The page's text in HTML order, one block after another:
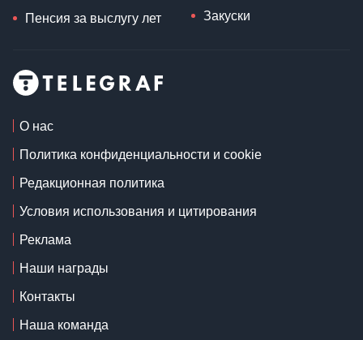
Пенсия за выслугу лет Закуски
О нас
Политика конфиденциальности и cookie
Редакционная политика
Условия использования и цитирования
Реклама
Наши награды
Контакты
Наша команда